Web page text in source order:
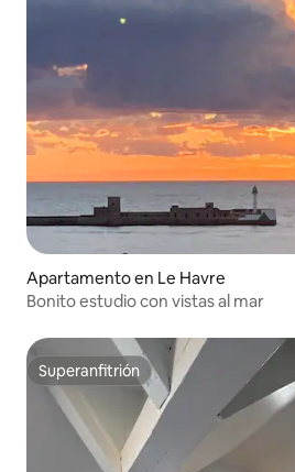
Apartamento en Le Havre
Bonito estudio con vistas al mar
Superanfitrión
Superanfitrión